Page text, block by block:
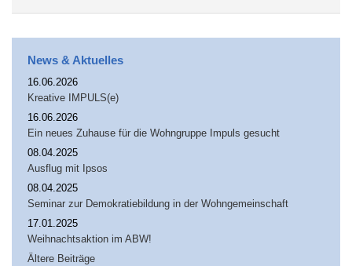
News & Aktuelles
16.06.2026
Kreative IMPULS(e)
16.06.2026
Ein neues Zuhause für die Wohngruppe Impuls gesucht
08.04.2025
Ausflug mit Ipsos
08.04.2025
Seminar zur Demokratiebildung in der Wohngemeinschaft
17.01.2025
Weihnachtsaktion im ABW!
Ältere Beiträge